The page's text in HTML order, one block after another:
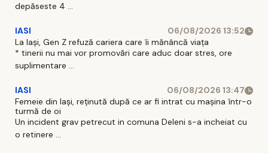
depăseste 4 ...
IASI
06/08/2026 13:52
La Iași, Gen Z refuză cariera care îi mănâncă viața
* tinerii nu mai vor promovări care aduc doar stres, ore
suplimentare ...
IASI
06/08/2026 13:47
Femeie din Iași, reținută după ce ar fi intrat cu mașina într-o
turmă de oi
Un incident grav petrecut in comuna Deleni s-a incheiat cu
o retinere ...